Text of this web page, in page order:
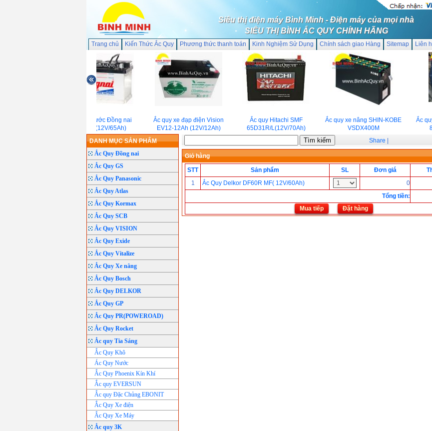
Siêu thị điện máy Bình Minh - Điện máy của mọi nhà
SIÊU THỊ BÌNH ẮC QUY CHÍNH HÃNG
Trang chủ Kiến Thức Ắc Quy Phương thức thanh toán Kinh Nghiệm Sử Dụng Chính sách giao Hàng Sitemap Liên
Ắc quy nước Đồng nai
DIN65 (12V/65Ah)
Ắc quy xe đạp điện Vision
EV12-12Ah (12V/12Ah)
Ắc quy Hitachi SMF
65D31R/L(12V/70Ah)
Ắc quy xe nâng SHIN-KOBE
VSDX400M
Ắc
DANH MỤC SẢN PHẨM
Ắc Quy Đồng nai
Ắc Quy GS
Ắc Quy Panasonic
Ắc Quy Atlas
Ắc Quy Kormax
Ắc Quy SCB
Ắc Quy VISION
Ắc Quy Exide
Ắc Quy Vitalize
Ắc Quy Xe nâng
Ắc Quy Bosch
Ắc Quy DELKOR
Ắc Quy GP
Ắc Quy PR(POWEROAD)
Ắc Quy Rocket
Ắc quy Tia Sáng
Ắc Quy Khô
Ác Quy Nước
Ắc Quy Phoenix Kín Khí
Ắc quy EVERSUN
Ắc quy Đặc Chủng EBONIT
Ắc Quy Xe điện
Ắc Quy Xe Máy
Ắc quy 3K
Share
Giỏ hàng
STT
Sản phẩm SL Đơn giá
1
Ắc Quy Delkor DF60R MF( 12V/60Ah) 0
Tổng tiền:
Mua tiếp
Đặt hàng